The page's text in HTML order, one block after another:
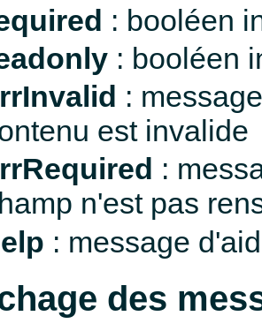
: booléen
: booléen
:
est invalide
:
n'est pas
: message
des